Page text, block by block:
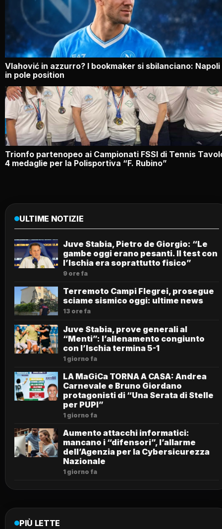
Vlahović in azzurro? I bookmaker si sbilanciano: Napoli
in pole position
Trionfo partenopeo ai Campionati FSSI di Tennis
4 medaglie per la Polisportiva “F. Rubino”
ULTIME NOTIZIE
Juve Stabia, Pietro de Giorgio: “Le
gambe oggi erano pesanti. Il test con
l’Ischia era soprattutto fisico”
9 ore fa
Terremoto Campi Flegrei, prosegue
sciame sismico oggi: ultime news
13 ore fa
Juve Stabia, prove generali al
“Menti”: l’allenamento congiunto
con l’Ischia termina 5-1
1 giorno fa
LA MaGiCa TORNA A CASA: Andrea
Carnevale e Bruno Giordano
protagonisti di “Una Serata di Stelle
per PUPI”
1 giorno fa
Aumento attacchi informatici:
mancano i “difensori”, l’allarme
dell’Agenzia per la Cybersicurezza
Nazionale
1 giorno fa
PIÙ LETTE